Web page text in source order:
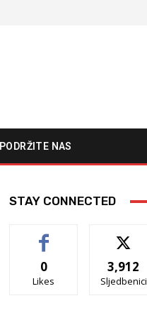
PODRŽITE NAS
STAY CONNECTED
0
Likes
3,912
Sljedbenici